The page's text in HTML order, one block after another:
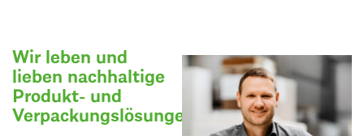
Wir leben und
lieben nachhaltige
Produkt- und
Verpackungslösungen